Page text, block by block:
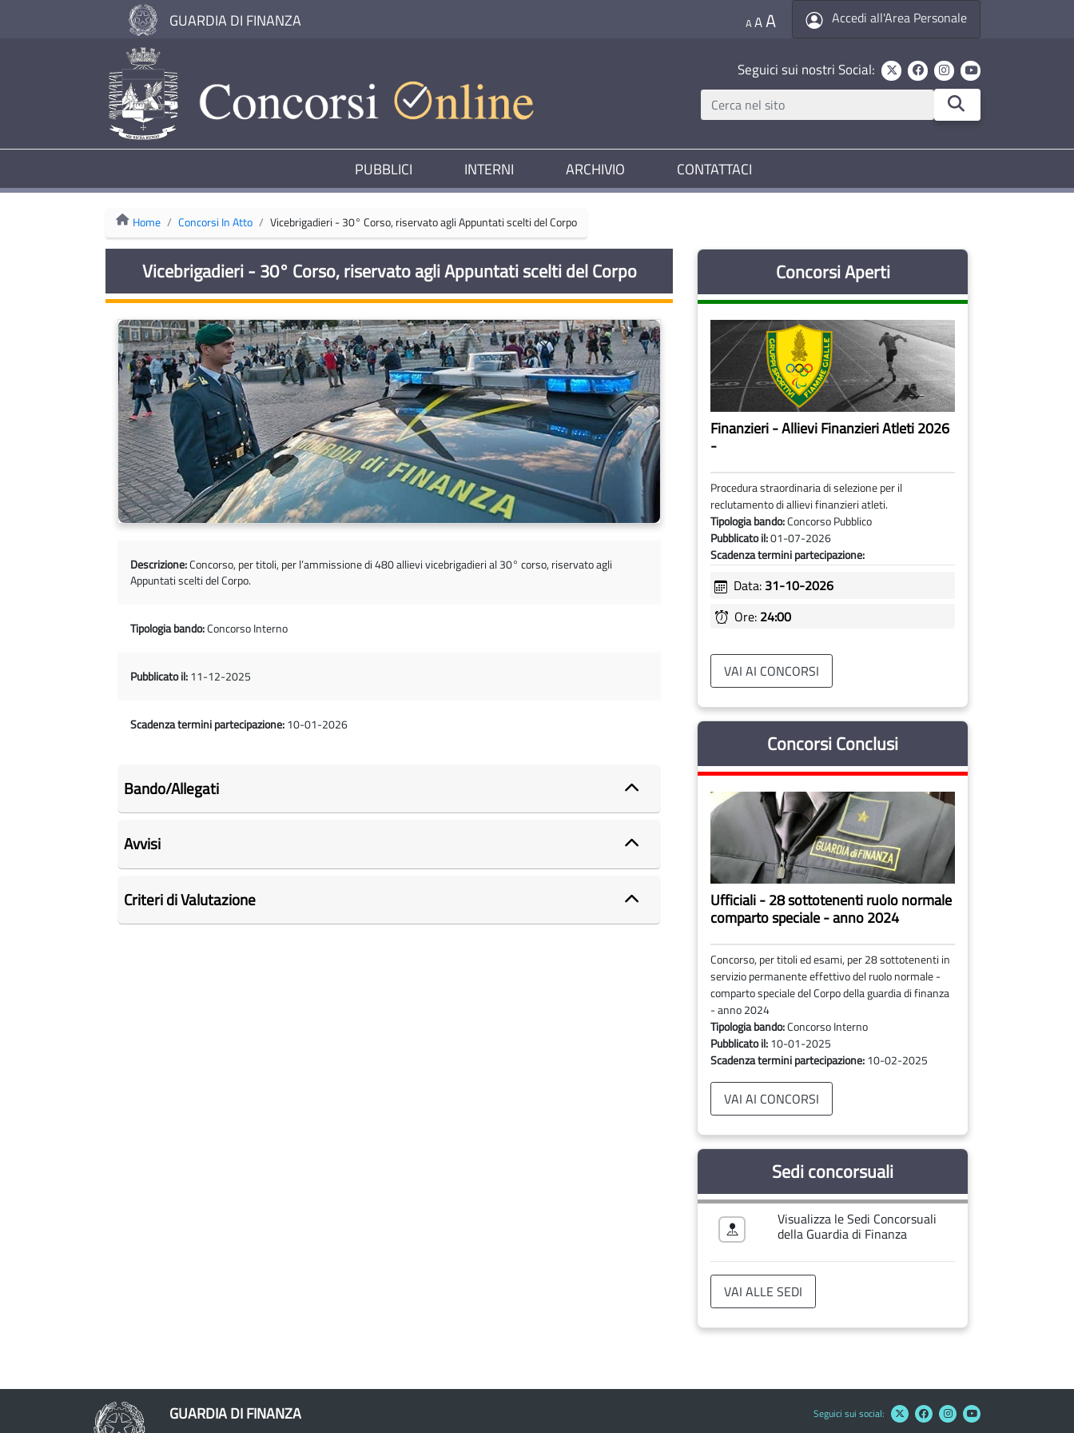
GUARDIA DI FINANZA Accedi all'Area Personale
AAA
Seguici sui nostri Social:
PUBBLICI INTERNI ARCHIVIO CONTATTACI
Home Concorsi In Atto Vicebrigadieri - 30° Corso, riservato agli Appuntati scelti del Corpo
Vicebrigadieri - 30° Corso, riservato agli Appuntati scelti del Corpo
Descrizione:Concorso, per titoli, per l’ammissione di 480 allievi vicebrigadieri al 30° corso, riservato agli
Appuntati scelti del Corpo.
Tipologia bando:Concorso Interno
Pubblicato il:11-12-2025
Scadenza termini partecipazione:10-01-2026
Bando/Allegati
Avvisi
Criteri di Valutazione
Concorsi Aperti
Finanzieri - Allievi Finanzieri Atleti 2026
-
Procedura straordinaria di selezione per il
reclutamento di allievi finanzieri atleti.
Tipologia bando:Concorso Pubblico
Pubblicato il:01-07-2026
Scadenza termini partecipazione:
Data: 31-10-2026
Ore: 24:00
VAI AI CONCORSI
Concorsi Conclusi
Ufficiali - 28 sottotenenti ruolo normale
comparto speciale - anno 2024
Concorso, per titoli ed esami, per 28 sottotenenti in
servizio permanente effettivo del ruolo normale -
comparto speciale del Corpo della guardia di finanza
- anno 2024
Tipologia bando:Concorso Interno
Pubblicato il:10-01-2025
Scadenza termini partecipazione:10-02-2025
VAI AI CONCORSI
Sedi concorsuali
Visualizza le Sedi Concorsuali
della Guardia di Finanza
VAI ALLE SEDI
GUARDIA DI FINANZA Seguici sui social: